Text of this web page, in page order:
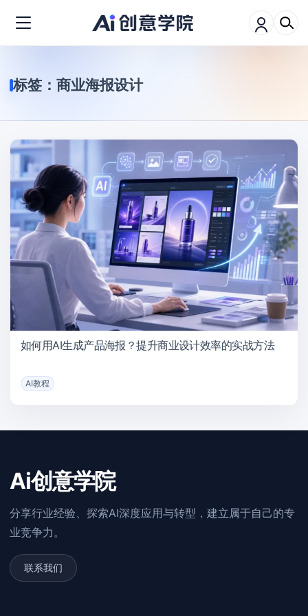
标签： 商业海报设计
如何用AI生成产品海报？提升商业设计效率的实战方法
AI教程
Ai创意学院
分享行业经验、探索AI深度应用与转型，建立属于自己的专
业竞争力。
联系我们